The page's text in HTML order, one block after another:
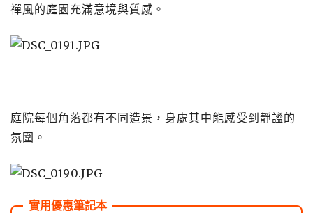
禪風的庭園充滿意境與質感。
庭院每個角落都有不同造景，身處其中能感受到靜謐的
氛圍。